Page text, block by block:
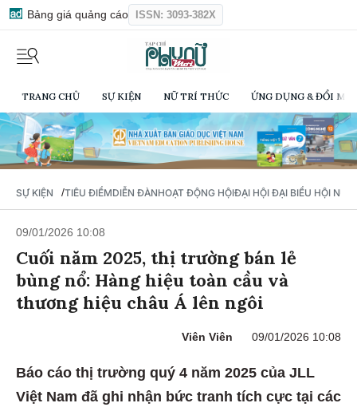
Bảng giá quảng cáo ISSN: 3093-382X
TRANG CHỦ SỰ KIỆN NỮ TRÍ THỨC ỨNG DỤNG & ĐỔI
SỰ KIỆN / TIÊU ĐIỂMDIỄN ĐÀNHOẠT ĐỘNG HỘIĐẠI HỘI ĐẠI BIỂU HỘI NỮ
09/01/2026 10:08
Cuối năm 2025, thị trường bán lẻ
bùng nổ: Hàng hiệu toàn cầu và
thương hiệu châu Á lên ngôi
Viên Viên 09/01/2026 10:08
Báo cáo thị trường quý 4 năm 2025 của JLL
Việt Nam đã ghi nhận bức tranh tích cực tại các